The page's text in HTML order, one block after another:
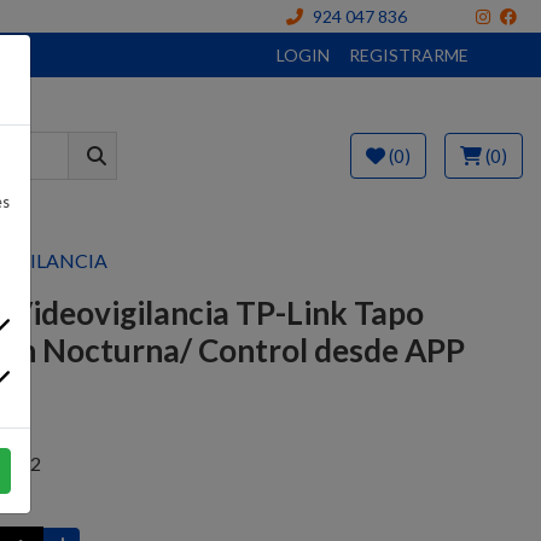
924 047 836
LOGIN REGISTRARME
(0) (0)
Videovigilancia TP-Link Tapo
Nocturna/ Control desde APP